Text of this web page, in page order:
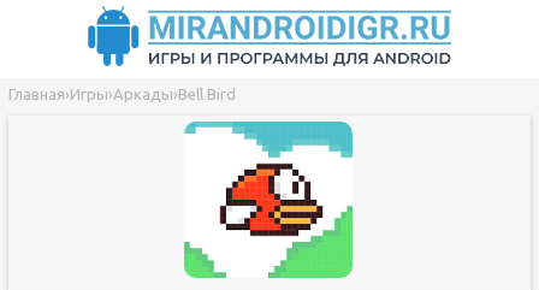
Главная›Игры›Аркады›Bell Bird